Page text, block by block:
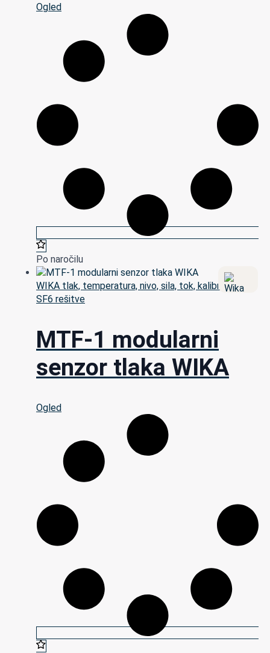
Ogled
Po naročilu
WIKA tlak, temperatura, nivo, sila, tok, kalibracija in
SF6 rešitve
MTF-1 modularni
senzor tlaka WIKA
Ogled